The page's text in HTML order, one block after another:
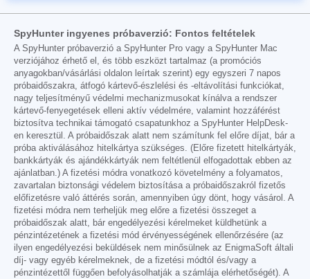
SpyHunter ingyenes próbaverzió: Fontos feltételek
A SpyHunter próbaverzió a SpyHunter Pro vagy a SpyHunter Mac
verziójához érhető el, és több eszközt tartalmaz (a promóciós
anyagokban/vásárlási oldalon leírtak szerint) egy egyszeri 7 napos
próbaidőszakra, átfogó kártevő-észlelési és -eltávolítási funkciókat,
nagy teljesítményű védelmi mechanizmusokat kínálva a rendszer
kártevő-fenyegetések elleni aktív védelmére, valamint hozzáférést
biztosítva technikai támogató csapatunkhoz a SpyHunter HelpDesk-
en keresztül. A próbaidőszak alatt nem számítunk fel előre díjat, bár a
próba aktiválásához hitelkártya szükséges. (Előre fizetett hitelkártyák,
bankkártyák és ajándékkártyák nem feltétlenül elfogadottak ebben az
ajánlatban.) A fizetési módra vonatkozó követelmény a folyamatos,
zavartalan biztonsági védelem biztosítása a próbaidőszakról fizetős
előfizetésre való áttérés során, amennyiben úgy dönt, hogy vásárol. A
fizetési módra nem terheljük meg előre a fizetési összeget a
próbaidőszak alatt, bár engedélyezési kérelmeket küldhetünk a
pénzintézetének a fizetési mód érvényességének ellenőrzésére (az
ilyen engedélyezési beküldések nem minősülnek az EnigmaSoft általi
díj- vagy egyéb kérelmeknek, de a fizetési módtól és/vagy a
pénzintézettől függően befolyásolhatják a számlája elérhetőségét). A